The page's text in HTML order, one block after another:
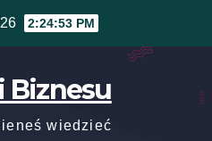
2:24:53 PM
Biznesu
wiedzieć